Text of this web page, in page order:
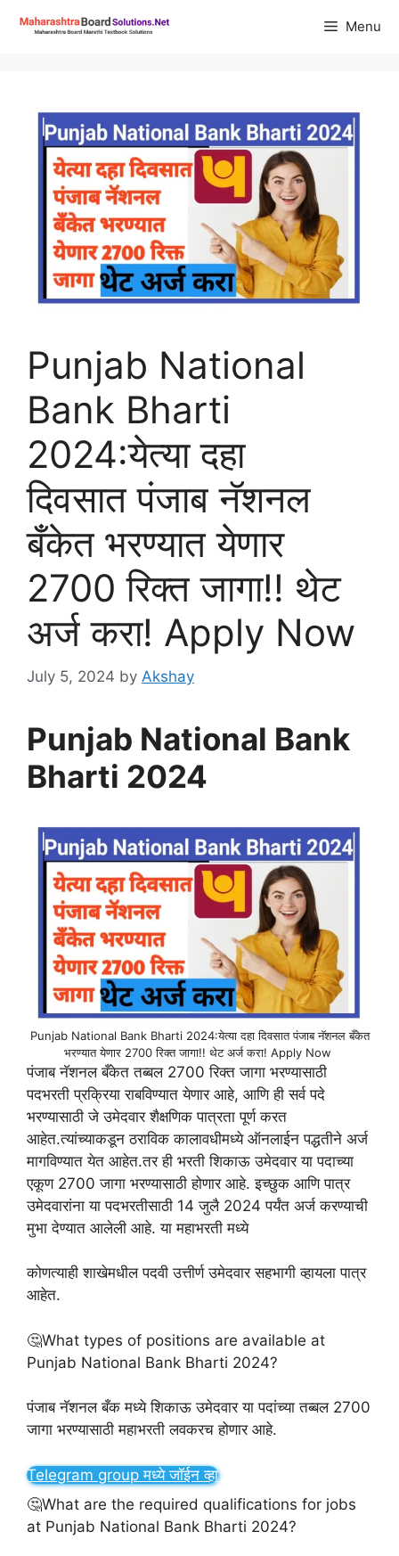
Menu
Punjab National
Bank Bharti
2024:येत्या दहा
दिवसात पंजाब नॅशनल
बँकेत भरण्यात येणार
2700 रिक्त जागा!! थेट
अर्ज करा! Apply Now
July 5, 2024 by Akshay
Punjab National Bank
Bharti 2024
Punjab National Bank Bharti 2024:येत्या दहा दिवसात पंजाब नॅशनल बँकेत
भरण्यात येणार 2700 रिक्त जागा!! थेट अर्ज करा! Apply Now
पंजाब नॅशनल बँकेत तब्बल 2700 रिक्त जागा भरण्यासाठी
पदभरती प्रक्रिया राबविण्यात येणार आहे, आणि ही सर्व पदे
भरण्यासाठी जे उमेदवार शैक्षणिक पात्रता पूर्ण करत
आहेत.त्यांच्याकडून ठराविक कालावधीमध्ये ऑनलाईन पद्धतीने अर्ज
मागविण्यात येत आहेत.तर ही भरती शिकाऊ उमेदवार या पदाच्या
एकूण 2700 जागा भरण्यासाठी होणार आहे. इच्छुक आणि पात्र
उमेदवारांना या पदभरतीसाठी 14 जुलै 2024 पर्यंत अर्ज करण्याची
मुभा देण्यात आलेली आहे. या महाभरती मध्ये
कोणत्याही शाखेमधील पदवी उत्तीर्ण उमेदवार सहभागी व्हायला पात्र
आहेत.
🤔What types of positions are available at
Punjab National Bank Bharti 2024?
पंजाब नॅशनल बँक मध्ये शिकाऊ उमेदवार या पदांच्या तब्बल 2700
जागा भरण्यासाठी महाभरती लवकरच होणार आहे.
Telegram group मध्ये जॉईन व्हा
🤔What are the required qualifications for jobs
at Punjab National Bank Bharti 2024?